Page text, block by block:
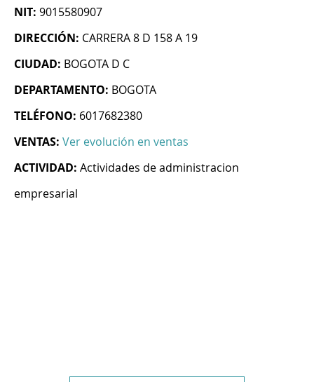
NIT: 9015580907
DIRECCIÓN: CARRERA 8 D 158 A 19
CIUDAD: BOGOTA D C
DEPARTAMENTO: BOGOTA
TELÉFONO: 6017682380
VENTAS: Ver evolución en ventas
ACTIVIDAD: Actividades de administracion
empresarial